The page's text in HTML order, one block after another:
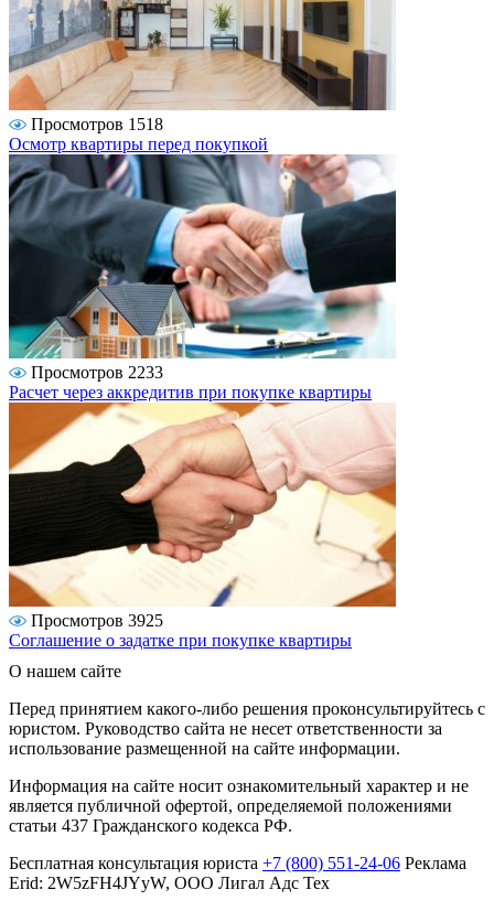
Просмотров 1518
Осмотр квартиры перед покупкой
Просмотров 2233
Расчет через аккредитив при покупке квартиры
Просмотров 3925
Соглашение о задатке при покупке квартиры
О нашем сайте
Перед принятием какого-либо решения проконсультируйтесь с
юристом. Руководство сайта не несет ответственности за
использование размещенной на сайте информации.
Информация на сайте носит ознакомительный характер и не
является публичной офертой, определяемой положениями
статьи 437 Гражданского кодекса РФ.
Бесплатная консультация юриста +7 (800) 551-24-06 Реклама
Erid: 2W5zFH4JYyW, ООО Лигал Адс Тех